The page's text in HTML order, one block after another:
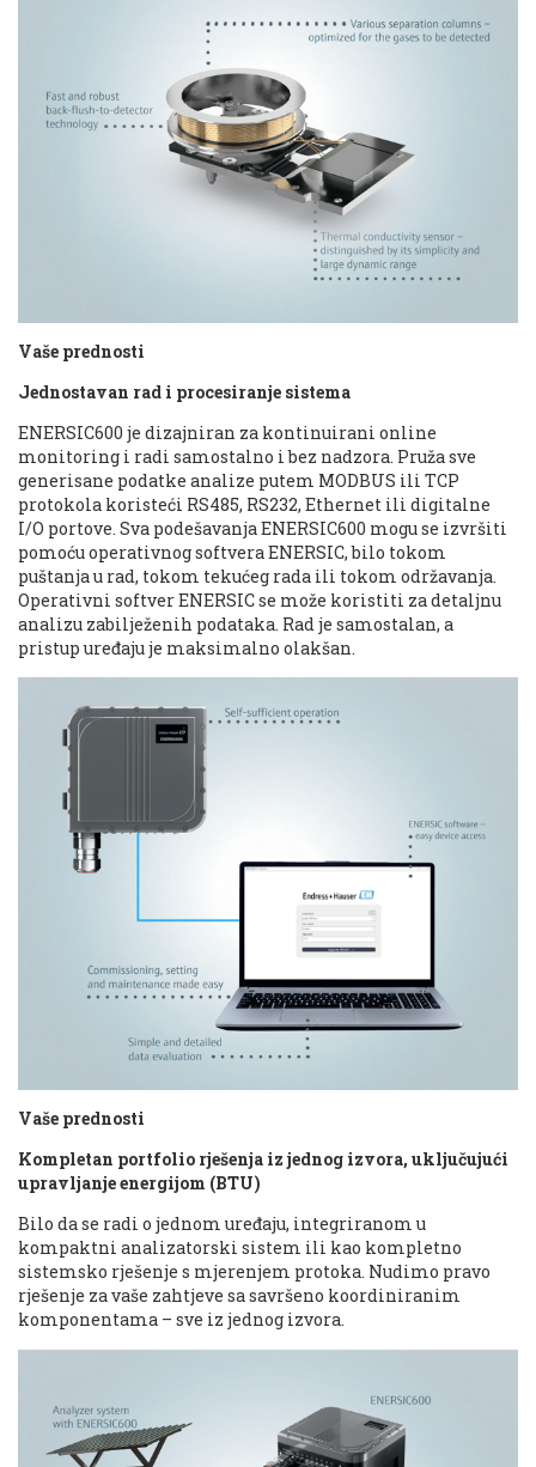
Vaše prednosti
Jednostavan rad i procesiranje sistema
ENERSIC600 je dizajniran za kontinuirani online
monitoring i radi samostalno i bez nadzora. Pruža sve
generisane podatke analize putem MODBUS ili TCP
protokola koristeći RS485, RS232, Ethernet ili digitalne
I/O portove. Sva podešavanja ENERSIC600 mogu se izvršiti
pomoću operativnog softvera ENERSIC, bilo tokom
puštanja u rad, tokom tekućeg rada ili tokom održavanja.
Operativni softver ENERSIC se može koristiti za detaljnu
analizu zabilježenih podataka. Rad je samostalan, a
pristup uređaju je maksimalno olakšan.
Vaše prednosti
Kompletan portfolio rješenja iz jednog izvora, uključujući
upravljanje energijom (BTU)
Bilo da se radi o jednom uređaju, integriranom u
kompaktni analizatorski sistem ili kao kompletno
sistemsko rješenje s mjerenjem protoka. Nudimo pravo
rješenje za vaše zahtjeve sa savršeno koordiniranim
komponentama – sve iz jednog izvora.